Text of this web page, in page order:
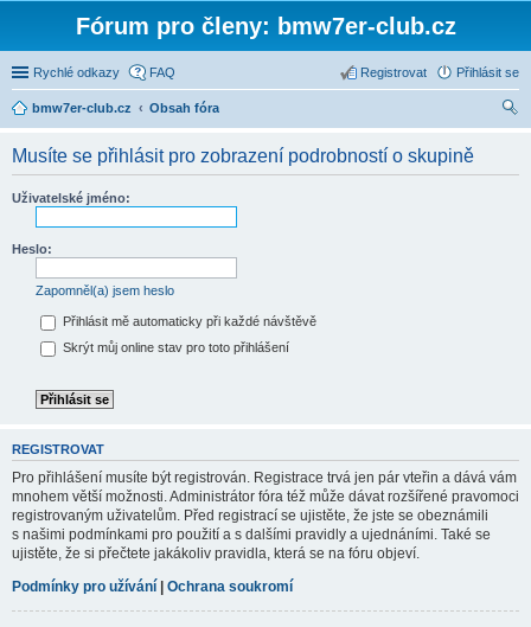
Fórum pro členy: bmw7er-club.cz
Rychlé odkazy FAQ Přihlásit se
Registrovat
bmw7er-club.cz
Obsah fóra
Musíte se přihlásit pro zobrazení podrobností o skupině
Uživatelské jméno:
Heslo:
Zapomněl(a) jsem heslo
Přihlásit mě automaticky při každé návštěvě
Skrýt můj online stav pro toto přihlášení
REGISTROVAT
Pro přihlášení musíte být registrován. Registrace trvá jen pár vteřin a dává vám
mnohem větší možnosti. Administrátor fóra též může dávat rozšířené pravomoci
registrovaným uživatelům. Před registrací se ujistěte, že jste se obeznámili
s našimi podmínkami pro použití a s dalšími pravidly a ujednáními. Také se
ujistěte, že si přečtete jakákoliv pravidla, která se na fóru objeví.
Podmínky pro užívání | Ochrana soukromí